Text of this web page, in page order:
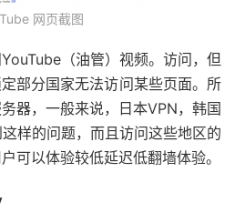
网页截图
（油管）视频。访问，但
部分国家无法访问某些页面。所
器，一般来说，日本VPN，韩国
样的问题，而且访问这些地区的
可以体验较低延迟低翻墙体验。